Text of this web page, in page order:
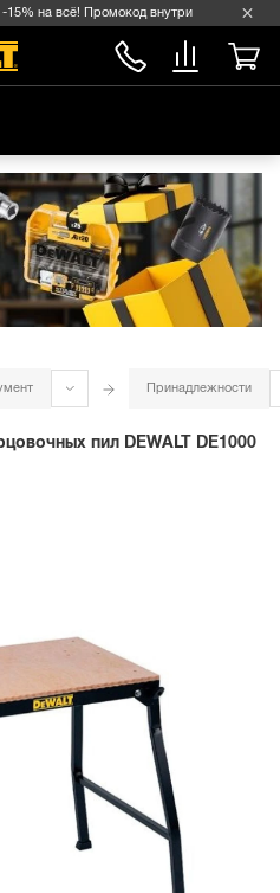
15% на всё! Промокод внутри →
Принадлежности
пил DEWALT DE1000